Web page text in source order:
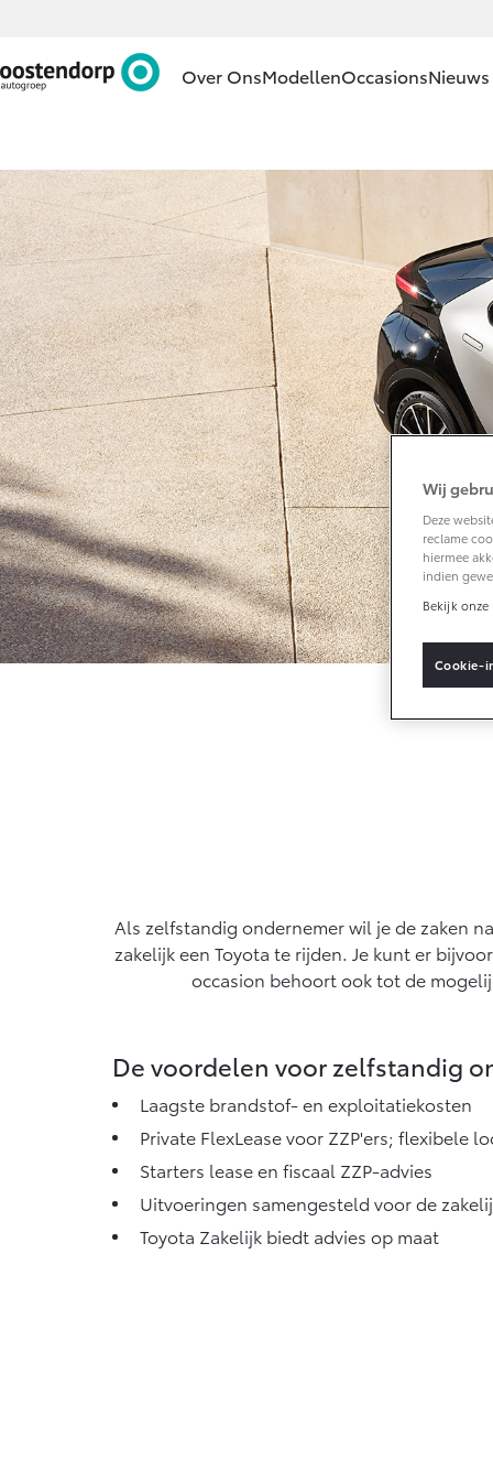
Over Ons
Ons bedrijf
Contact en
Route
Vacatures
Klantbeoordelingen
Modellen
Vanaf € 23.750,-
Corolla Hatchback
HYBRIDE
Vanaf € 33.495,-
Toyota C-HR+
BATTERIJ-
ELEKTRISCH
BTW)
OOK ALS BATTERIJ-
ELEKTRISCH
Vanaf € 46.301,-
Occasions
Als zelfstandig ondernemer wil je de zaken
zakelijk een Toyota te rijden. Je kunt er
occasion behoort ook tot de
De voordelen voor zelfstandig
Laagste brandstof- en exploitatiekosten
Private FlexLease voor ZZP'ers; flexibele
Starters lease en fiscaal ZZP-advies
Uitvoeringen samengesteld voor de
Toyota Zakelijk biedt advies op maat
Wij
Deze
reclame
hiermee
indien
Bekijk onze
Cookie-